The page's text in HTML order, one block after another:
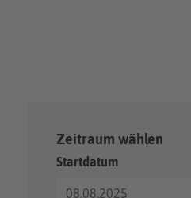
Zeitraum wählen
Startdatum